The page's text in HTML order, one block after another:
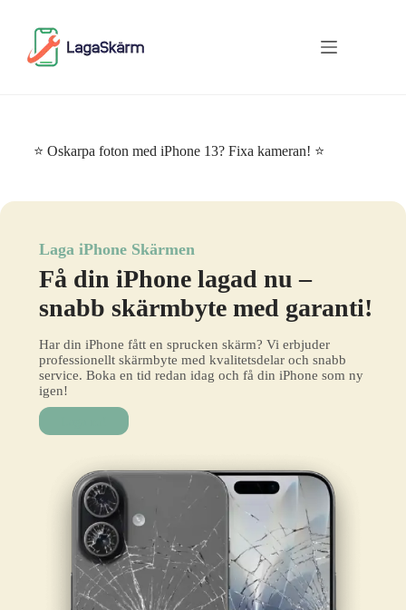
⭐ Oskarpa foton med iPhone 13? Fixa kameran! ⭐
Laga iPhone Skärmen
Få din iPhone lagad nu –
snabb skärmbyte med garanti!
Har din iPhone fått en sprucken skärm? Vi erbjuder
professionellt skärmbyte med kvalitetsdelar och snabb
service. Boka en tid redan idag och få din iPhone som ny
igen!